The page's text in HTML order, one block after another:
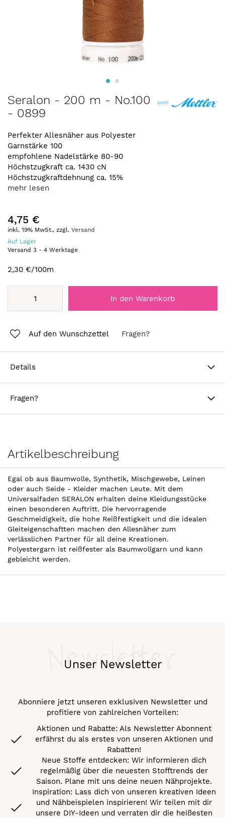
Anfang
der
springen
Seralon - 200 m - No.100
- 0899
Perfekter Allesnäher aus Polyester
Garnstärke 100
empfohlene Nadelstärke 80-90
Höchstzugkraft ca. 1430 cN
Höchstzugkraftdehnung ca. 15%
mehr lesen
4,75 €
inkl. 19% MwSt., zzgl. Versand
Auf Lager
Versand 3 - 4 Werktage
2,30 €/100m
In den Warenkorb
Auf den Wunschzettel Fragen?
Details
Fragen?
Artikelbeschreibung
Egal ob aus Baumwolle, Synthetik, Mischgewebe, Leinen
oder auch Seide - Kleider machen Leute. Mit dem
Universalfaden SERALON erhalten deine Kleidungsstücke
einen besonderen Auftritt. Die hervorragende
Geschmeidigkeit, die hohe Reißfestigkeit und die idealen
Gleiteigenschaftten machen den Allesnäher zum
verlässlichen Partner für all deine Kreationen.
Polyestergarn ist reißfester als Baumwollgarn und kann
gebleicht werden.
Unser Newsletter
Newsletter
Abonniere jetzt unseren exklusiven Newsletter und
profitiere von zahlreichen Vorteilen:
Aktionen und Rabatte: Als Newsletter Abonnent
erfährst du als erstes von unseren Aktionen und
Rabatten!
Neue Stoffe entdecken: Wir informieren dich
regelmäßig über die neuesten Stofftrends der
Saison. Plane mit uns deine neuen Nähprojekte.
Inspiration: Lass dich von unseren kreativen Ideen
und Nähbeispielen inspirieren! Wir teilen mit dir
unsere DIY-Ideen und verraten dir die heißesten